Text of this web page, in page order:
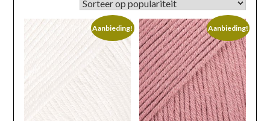
populariteit
Aanbieding! Aanbieding!